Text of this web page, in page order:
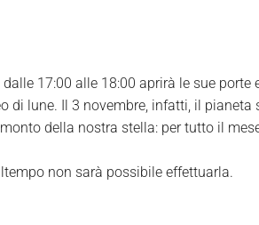
17:00 alle 18:00 aprirà le sue porte
di lune.
Il 3 novembre, infatti, il pianeta
della nostra stella: per tutto il
non sarà possibile effettuarla.